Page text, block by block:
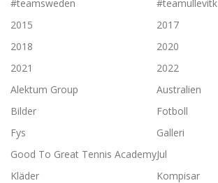
#teamsweden
#teamullevitk
2015
2017
2018
2020
2021
2022
Alektum Group
Australien
Bilder
Fotboll
Fys
Galleri
Good To Great Tennis AcademyJul
Kläder
Kompisar